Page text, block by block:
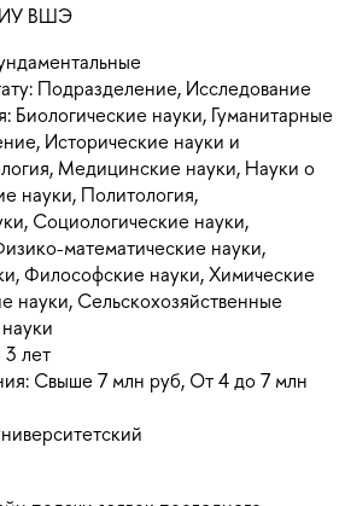
ВШЭ
Подразделение, Исследование
Биологические науки, Гуманитарные
Исторические науки и
Медицинские науки, Науки о
науки, Политология,
Социологические науки,
математические науки,
Философские науки, Химические
науки, Сельскохозяйственные
лет
Свыше 7 млн руб, От 4 до 7 млн